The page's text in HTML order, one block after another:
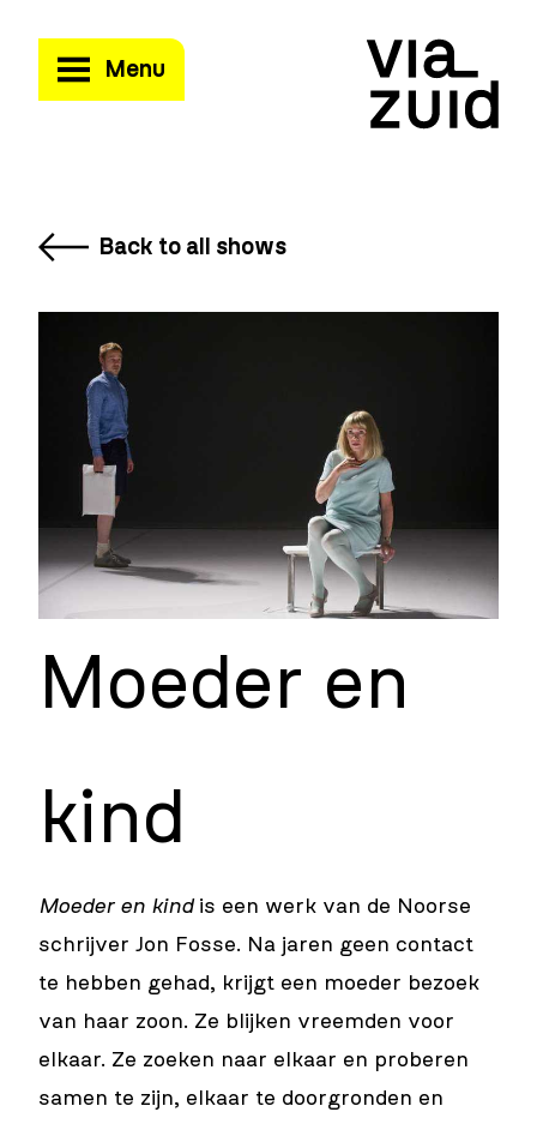
Menu
Back to all shows
Moeder en
kind
Moeder en kindis een werk van de Noorse
schrijver Jon Fosse. Na jaren geen contact
te hebben gehad, krijgt een moeder bezoek
van haar zoon. Ze blijken vreemden voor
elkaar. Ze zoeken naar elkaar en proberen
samen te zijn, elkaar te doorgronden en